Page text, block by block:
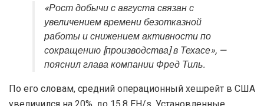
«Рост добычи с августа связан с
увеличением времени безотказной
работы и снижением активности по
сокращению [производства] в Техасе», —
пояснил глава компании Фред Тиль.
По его словам, средний операционный хешрейт в США